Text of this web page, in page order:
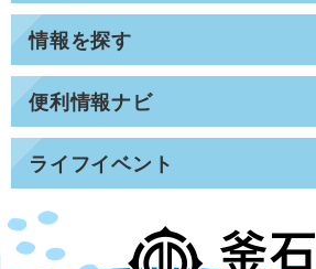
情報を探す
便利情報ナビ
ライフイベント